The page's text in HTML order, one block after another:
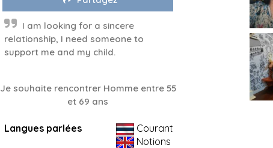
I am looking for a sincere
relationship, I need someone to
support me and my child.
Je souhaite rencontrer Homme entre 55
et 69 ans
Langues parlées
Courant
Notions